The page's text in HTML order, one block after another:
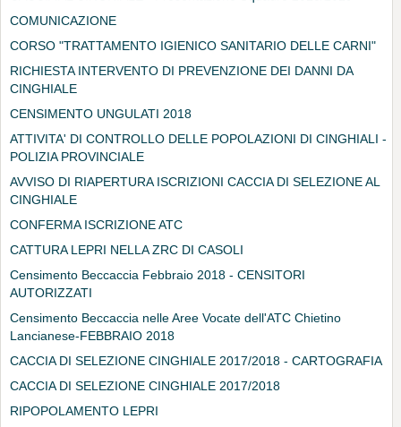
COMUNICAZIONE
CORSO "TRATTAMENTO IGIENICO SANITARIO DELLE CARNI"
RICHIESTA INTERVENTO DI PREVENZIONE DEI DANNI DA
CINGHIALE
CENSIMENTO UNGULATI 2018
ATTIVITA' DI CONTROLLO DELLE POPOLAZIONI DI CINGHIALI -
POLIZIA PROVINCIALE
AVVISO DI RIAPERTURA ISCRIZIONI CACCIA DI SELEZIONE AL
CINGHIALE
CONFERMA ISCRIZIONE ATC
CATTURA LEPRI NELLA ZRC DI CASOLI
Censimento Beccaccia Febbraio 2018 - CENSITORI
AUTORIZZATI
Censimento Beccaccia nelle Aree Vocate dell'ATC Chietino
Lancianese-FEBBRAIO 2018
CACCIA DI SELEZIONE CINGHIALE 2017/2018 - CARTOGRAFIA
CACCIA DI SELEZIONE CINGHIALE 2017/2018
RIPOPOLAMENTO LEPRI